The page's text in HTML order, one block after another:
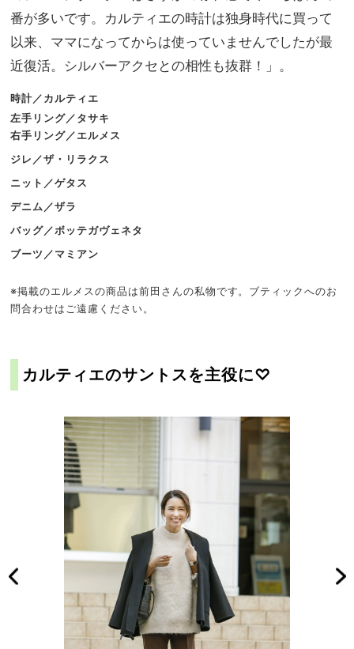
番が多いです。カルティエの時計は独身時代に買って
以来、ママになってからは使っていませんでしたが最
近復活。シルバーアクセとの相性も抜群！」。
時計／カルティエ
左手リング／タサキ
右手リング／エルメス
ジレ／ザ・リラクス
ニット／ゲタス
デニム／ザラ
バッグ／ボッテガヴェネタ
ブーツ／マミアン
※掲載のエルメスの商品は前田さんの私物です。ブティックへのお
問合わせはご遠慮ください。
カルティエのサントスを主役に♡